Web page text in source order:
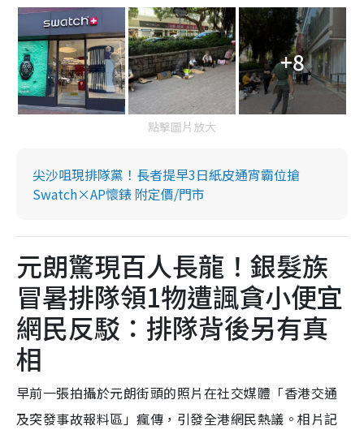
+8
點擊圖片放大
尖沙咀現排隊黨！長者提早3日紙皮通宵霸位搶
Swatch×AP懷錶 附定價/門市
元朗驚現百人長龍！銀髮族
冒暑排隊領1物遭諷貪小便宜
網民反駁：排隊背後另有真
相
早前一張拍攝於元朗街頭的照片在社交媒體「香港交通
及突發事故報料區」瘋傳，引發全港網民熱議。相片記